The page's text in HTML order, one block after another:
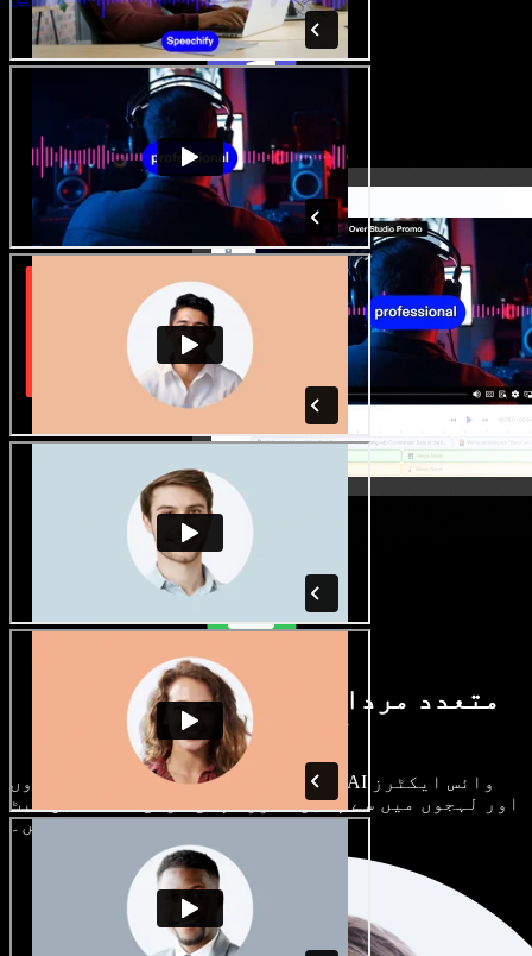
متعدد مردانہ و زنانہ آوازیں اور
لہجے دستیاب
ہر پروجیکٹ الگ ہوتا ہے۔ سینکڑوں AI وائس ایکٹرز
اور لہجوں میں سے چنیں، اور اپنی مرضی کے مطابق سیٹ
کریں۔